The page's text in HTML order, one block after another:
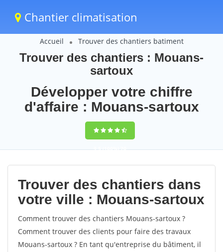
Chantier climatisation
Accueil Trouver des chantiers batiment
Trouver des chantiers : Mouans-
sartoux
Développer votre chiffre
d'affaire : Mouans-sartoux
9,5(100%)70
votes
Trouver des chantiers dans
votre ville : Mouans-sartoux
Comment trouver des chantiers Mouans-sartoux ?
Comment trouver des clients pour faire des travaux
Mouans-sartoux ? En tant qu'entreprise du bâtiment, il